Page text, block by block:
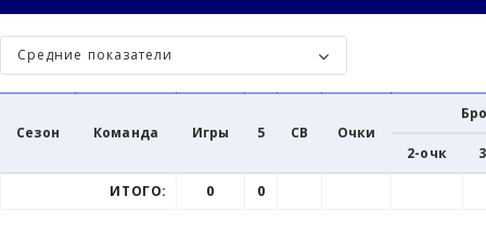
Средние показатели
Сезон Команда Игры 5 СВ Очки
2-очк
ИТОГО: 0 0